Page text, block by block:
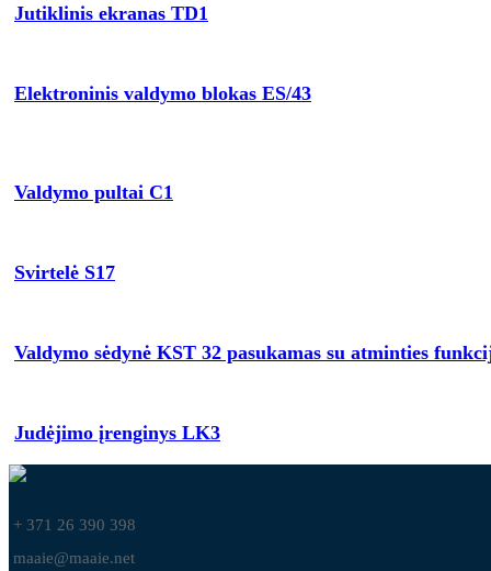
Jutiklinis ekranas TD1
Elektroninis valdymo blokas ES/43
Valdymo pultai C1
Svirtelė S17
Valdymo sėdynė KST 32 pasukamas su atminties
Judėjimo įrenginys LK3
+ 371 26 390 398
maaie@maaie.net